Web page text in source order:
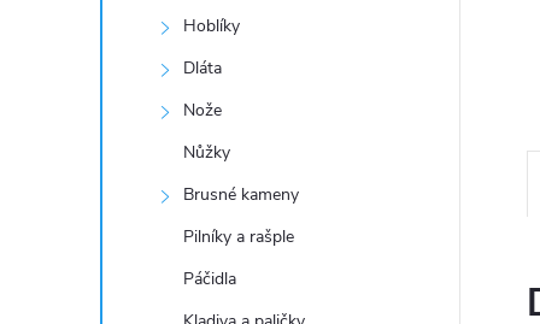
Hoblíky
Dláta
Nože
Nůžky
Brusné kameny
Pilníky a rašple
Páčidla